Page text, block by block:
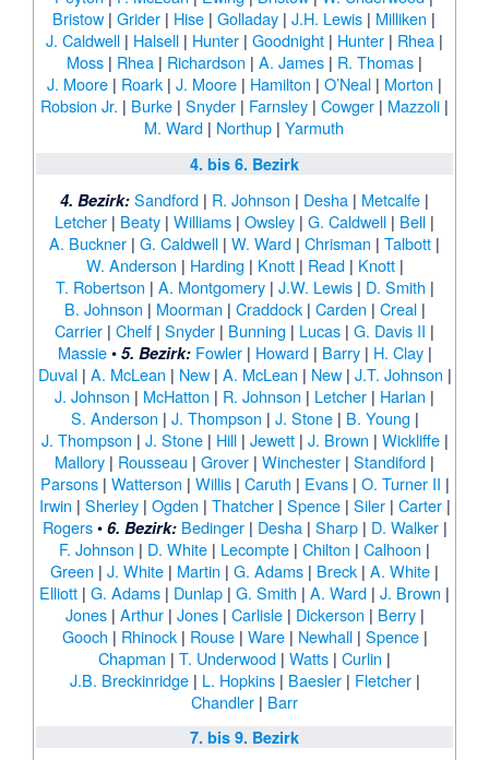
Bristow |Grider | Hise |Golladay |J.H. Lewis | Milliken |
J. Caldwell| Halsell| Hunter| Goodnight| Hunter| Rhea|
Moss| Rhea| Richardson | A. James| R. Thomas|
J. Moore| Roark| J. Moore| Hamilton | O’Neal| Morton |
Robsion Jr. | Burke| Snyder| Farnsley| Cowger| Mazzoli|
M. Ward | Northup |Yarmuth
4. bis 6. Bezirk
4. Bezirk: Sandford | R. Johnson | Desha | Metcalfe |
Letcher | Beaty | Williams | Owsley | G. Caldwell | Bell |
A. Buckner | G. Caldwell | W. Ward | Chrisman | Talbott |
W. Anderson | Harding | Knott| Read| Knott|
T. Robertson | A. Montgomery| J.W. Lewis| D. Smith |
B. Johnson | Moorman | Craddock| Carden | Creal|
Carrier | Chelf | Snyder | Bunning | Lucas | G. Davis II |
Massie• 5. Bezirk: Fowler| Howard| Barry| H. Clay|
Duval| A. McLean | New| A. McLean | New| J.T. Johnson |
J. Johnson | McHatton | R. Johnson | Letcher | Harlan |
S. Anderson | J. Thompson | J. Stone| B. Young |
J. Thompson | J. Stone| Hill| Jewett| J. Brown | Wickliffe|
Mallory | Rousseau | Grover | Winchester | Standiford |
Parsons| Watterson | Willis| Caruth | Evans| O. Turner II |
Irwin | Sherley| Ogden | Thatcher| Spence| Siler| Carter|
Rogers• 6. Bezirk: Bedinger| Desha| Sharp| D. Walker|
F. Johnson | D. White | Lecompte | Chilton | Calhoon |
Green | J. White | Martin | G. Adams | Breck | A. White |
Elliott | G. Adams | Dunlap | G. Smith | A. Ward | J. Brown |
Jones| Arthur| Jones| Carlisle| Dickerson | Berry|
Gooch | Rhinock| Rouse| Ware| Newhall| Spence|
Chapman | T. Underwood | Watts | Curlin |
J.B. Breckinridge| L. Hopkins| Baesler| Fletcher|
Chandler | Barr
7. bis 9. Bezirk